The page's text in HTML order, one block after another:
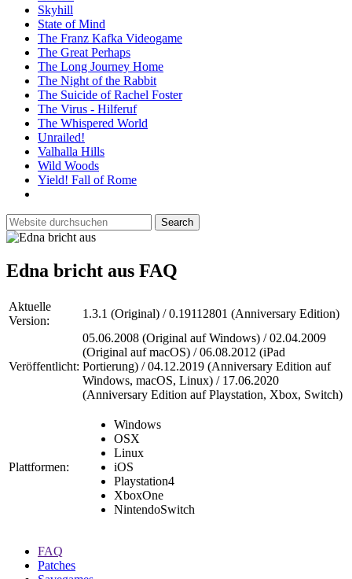
Skyhill
State of Mind
The Franz Kafka Videogame
The Great Perhaps
The Long Journey Home
The Night of the Rabbit
The Suicide of Rachel Foster
The Virus - Hilferuf
The Whispered World
Unrailed!
Valhalla Hills
Wild Woods
Yield! Fall of Rome
Edna bricht aus FAQ
Aktuelle
Version:
1.3.1 (Original) / 0.19112801 (Anniversary Edition)
Veröffentlicht:
05.06.2008 (Original auf Windows) / 02.04.2009
(Original auf macOS) / 06.08.2012 (iPad
Portierung) / 04.12.2019 (Anniversary Edition auf
Windows, macOS, Linux) / 17.06.2020
(Anniversary Edition auf Playstation, Xbox, Switch)
Plattformen:
Windows
OSX
Linux
iOS
Playstation4
XboxOne
NintendoSwitch
FAQ
Patches